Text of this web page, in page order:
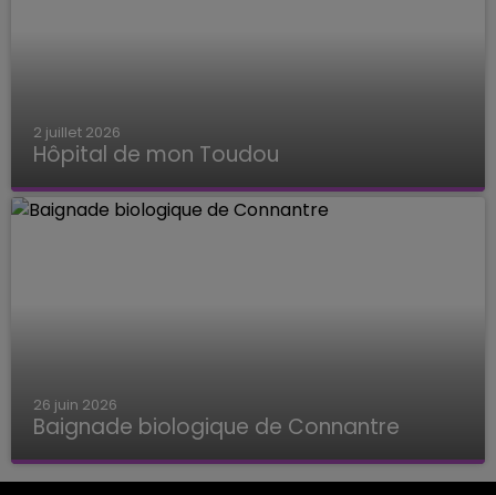
2 juillet 2026
Hôpital de mon Toudou
Hôpital de mon Toudou
26 juin 2026
Baignade biologique de Connantre
Baignade biologique de Connantre